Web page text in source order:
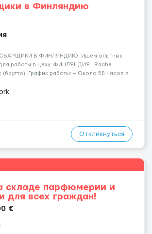
в Финляндию
СВАРЩИКИ В ФИНЛЯНДИЮ. Ищем опытных
работы в цеху. ФИНЛЯНДИЯ | Raahe
(брутто). График работы: — Около 58 часов в
начала: — Как можно скорее....
Откликнуться
складе парфюмерии и
для всех граждан!
€